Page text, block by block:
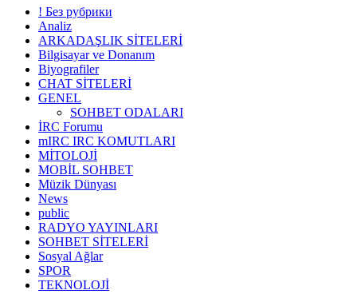
! Без рубрики
Analiz
ARKADAŞLIK SİTELERİ
Bilgisayar ve Donanım
Biyografiler
CHAT SİTELERİ
GENEL
SOHBET ODALARI
İRC Forumu
mIRC IRC KOMUTLARI
MİTOLOJİ
MOBİL SOHBET
Müzik Dünyası
News
public
RADYO YAYINLARI
SOHBET SİTELERİ
Sosyal Ağlar
SPOR
TEKNOLOJİ